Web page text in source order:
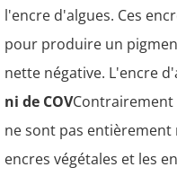
l'encre d'algues. Ces
pour produire un
nette négative. L'encre
ni de COVContrairement
ne sont pas entièrement
encres végétales et les